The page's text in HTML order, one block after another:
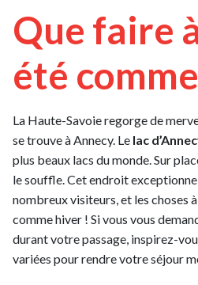
Que faire
été
La Haute-Savoie regorge de
se trouve à Annecy. Le lac
plus beaux lacs du monde. Sur
le souffle. Cet endroit
nombreux visiteurs, et les choses
comme hiver ! Si vous vous
durant votre passage, inspirez-
variées pour rendre votre séjour